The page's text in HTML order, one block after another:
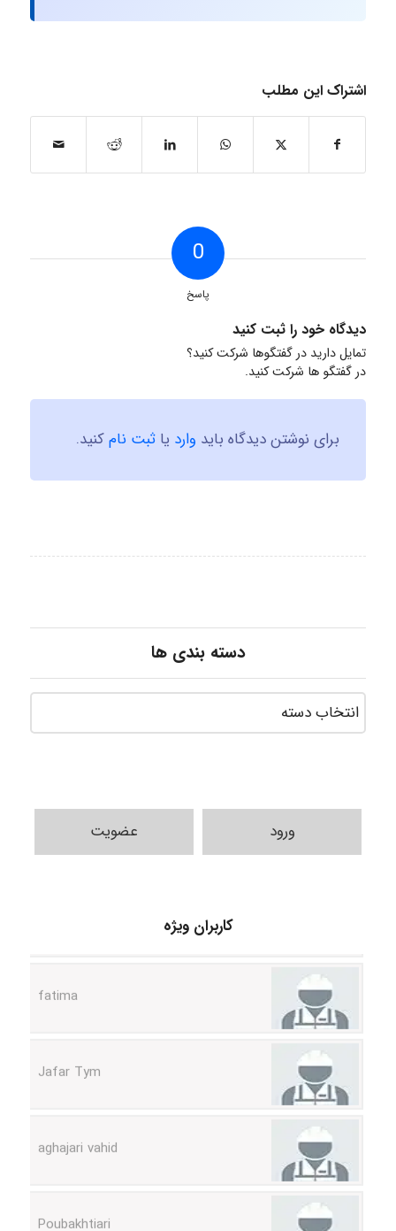
اشتراک این مطلب
0
پاسخ
دیدگاه خود را ثبت کنید
تمایل دارید در گفتگوها شرکت کنید؟
در گفتگو ها شرکت کنید.
برای نوشتن دیدگاه باید وارد یا ثبت نامکنید.
دسته بندی ها
ورود عضویت
کاربران ویژه